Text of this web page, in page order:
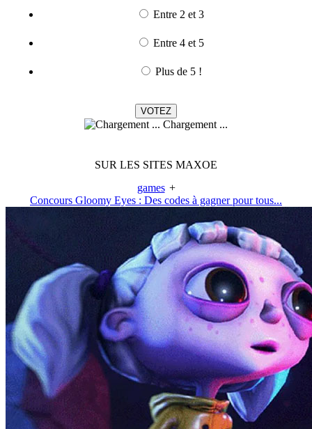
Entre 2 et 3
Entre 4 et 5
Plus de 5 !
Chargement ...
SUR LES SITES MAXOE
games +
Concours Gloomy Eyes : Des codes à gagner pour tous...